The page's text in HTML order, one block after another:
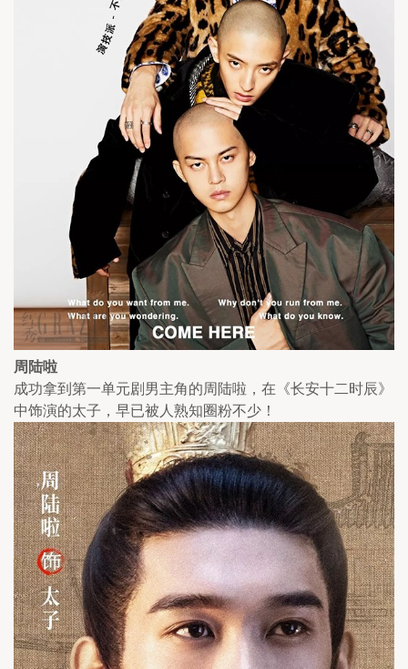
周陆啦
成功拿到第一单元剧男主角的周陆啦，在《长安十二时辰》
中饰演的太子，早已被人熟知圈粉不少！